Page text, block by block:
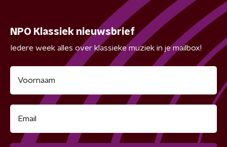
NPO Klassiek nieuwsbrief
Iedere week alles over klassieke muziek in je mailbox!